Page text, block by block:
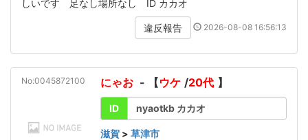
しいです 足なし場所なし ID カカオ
違反報告 2026-08-08 16:56:13
No:0045872100 にゃお - 【ウケ /20代 】
ID nyaotkb カカオ
滋賀 > 草津市